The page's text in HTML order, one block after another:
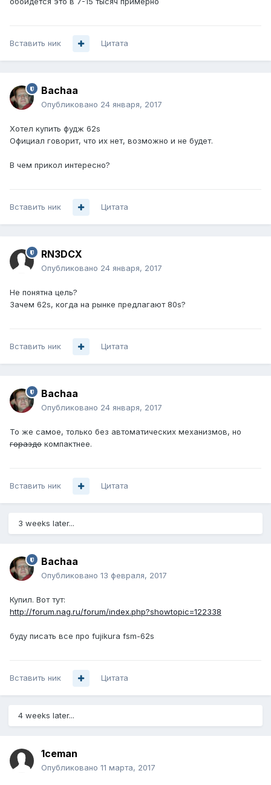
Вставить ник Цитата
Bachaa
Опубликовано 24 января, 2017
Хотел купить фудж 62s
Официал говорит, что их нет, возможно и не будет.
В чем прикол интересно?
Вставить ник Цитата
RN3DCX
Опубликовано 24 января, 2017
Не понятна цель?
Зачем 62s, когда на рынке предлагают 80s?
Вставить ник Цитата
Bachaa
Опубликовано 24 января, 2017
То же самое, только без автоматических механизмов, но
гораздо компактнее.
Вставить ник Цитата
3 weeks later...
Bachaa
Опубликовано 13 февраля, 2017
Купил. Вот тут:
http://forum.nag.ru/forum/index.php?showtopic=122338
буду писать все про fujikura fsm-62s
Вставить ник Цитата
4 weeks later...
1ceman
Опубликовано 11 марта, 2017